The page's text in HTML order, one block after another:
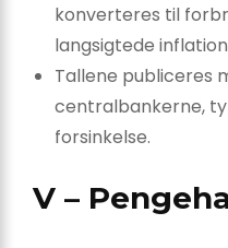
konverteres til
langsigtede
Tallene publiceres
centralbankerne,
forsinkelse.
V –